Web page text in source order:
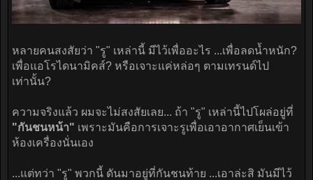
หลายคนสงสัยว่า "รู" เหล่านี้ มีไว้เพื่ออะไร ...เพื่อลดน้ำหนัก?
เพื่อแอโรไดนามิคส์? หรือเจาะแค่หล่อๆ ตามเทรนด์ไป
เท่านั้น?
ความจริงแล้ว ผมจะไม่สงสัยเลย... ถ้า "รู" เหล่านี้ไปโผล่อยู่ที่
"กันชนหน้า" เพราะมันคือการเจาะรูเพื่อเอาอากาศเย็นเข้า
ห้องเครื่องนั่นเอง
...แต่ทว่า "รู" พวกนี้ ดันมาอยู่ที่กันชนท้าย ...เอาล่ะสิ มันมีไว้